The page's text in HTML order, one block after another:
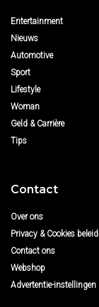
Entertainment
Nieuws
Automotive
Sport
Lifestyle
Woman
Geld & Carrière
Tips
Contact
Over ons
Privacy & Cookies beleid
Contact ons
Webshop
Advertentie-instellingen